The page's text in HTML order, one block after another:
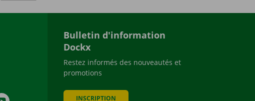
YouTube
Bulletin d'information
Dockx
Restez informés des nouveautés et
promotions
INSCRIPTION